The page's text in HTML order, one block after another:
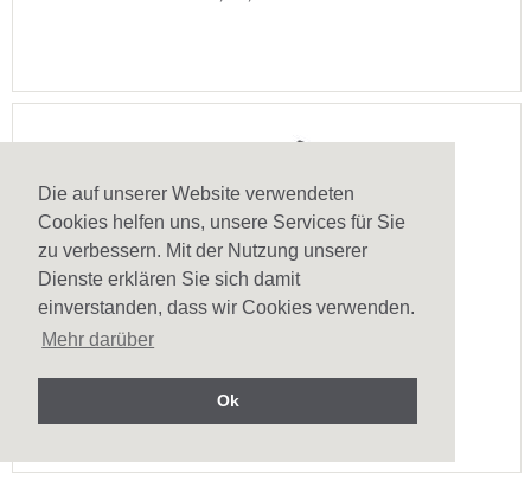
Die auf unserer Website verwendeten
Cookies helfen uns, unsere Services für Sie
zu verbessern. Mit der Nutzung unserer
Dienste erklären Sie sich damit
einverstanden, dass wir Cookies verwenden.
Mehr darüber
Ok
Kugelschreiberetui Dyra
ab 0,45 €, mind. 500 Stk.